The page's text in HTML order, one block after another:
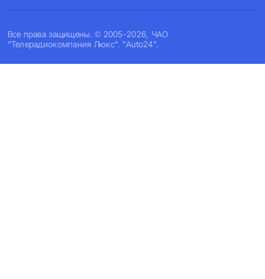
Все права защищены. © 2005-2026, ЧАО
"Телерадиокомпания Люкс". "Auto24".